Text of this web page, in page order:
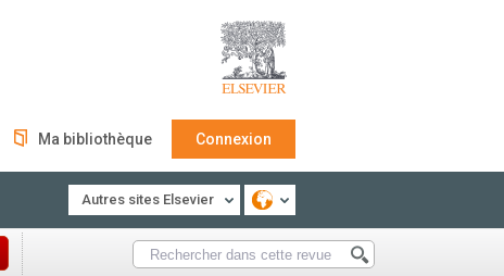
Ma bibliothèque Connexion
Autres sites Elsevier